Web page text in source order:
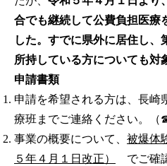
合でも継続して公費負担医療
した。すでに県外に居住し、
所持している方についても対
申請書類
申請を希望される方は、長崎
療班までご連絡ください。（
事業の概要について、 被爆体
５年４月１日改正）
でご確